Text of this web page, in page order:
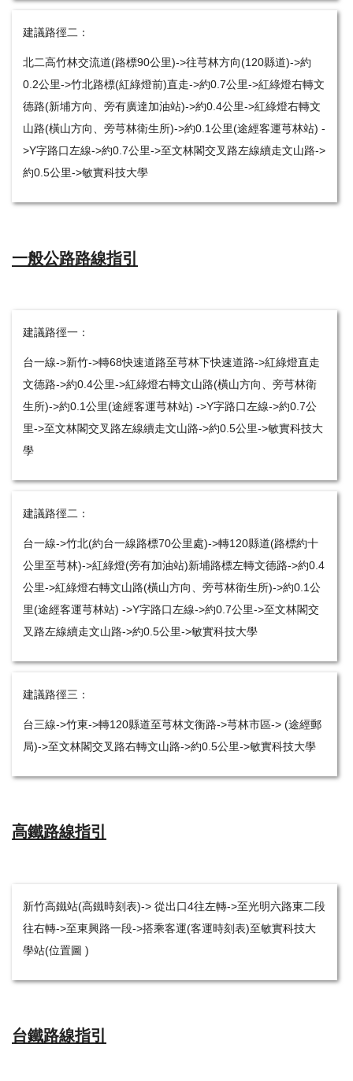
建議路徑二：
北二高竹林交流道(路標90公里)->往芎林方向(120縣道)->約
0.2公里->竹北路標(紅綠燈前)直走->約0.7公里->紅綠燈右轉文
德路(新埔方向、旁有廣達加油站)->約0.4公里->紅綠燈右轉文
山路(橫山方向、旁芎林衛生所)->約0.1公里(途經客運芎林站) -
>Y字路口左線->約0.7公里->至文林閣交叉路左線續走文山路->
約0.5公里->敏實科技大學
一般公路路線指引
建議路徑一：
台一線->新竹->轉68快速道路至芎林下快速道路->紅綠燈直走
文德路->約0.4公里->紅綠燈右轉文山路(橫山方向、旁芎林衛
生所)->約0.1公里(途經客運芎林站) ->Y字路口左線->約0.7公
里->至文林閣交叉路左線續走文山路->約0.5公里->敏實科技大
學
建議路徑二：
台一線->竹北(約台一線路標70公里處)->轉120縣道(路標約十
公里至芎林)->紅綠燈(旁有加油站)新埔路標左轉文德路->約0.4
公里->紅綠燈右轉文山路(橫山方向、旁芎林衛生所)->約0.1公
里(途經客運芎林站) ->Y字路口左線->約0.7公里->至文林閣交
叉路左線續走文山路->約0.5公里->敏實科技大學
建議路徑三：
台三線->竹東->轉120縣道至芎林文衡路->芎林市區-> (途經郵
局)->至文林閣交叉路右轉文山路->約0.5公里->敏實科技大學
高鐵路線指引
新竹高鐵站(高鐵時刻表)-> 從出口4往左轉->至光明六路東二段
往右轉->至東興路一段->搭乘客運(客運時刻表)至敏實科技大
學站(位置圖 )
台鐵路線指引